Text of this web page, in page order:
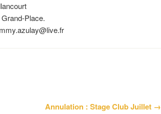
Place.
Annulation : Stage Club Juillet →